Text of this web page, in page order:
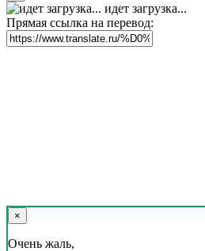
идет загрузка...
Прямая ссылка на перевод:
×
Очень жаль,